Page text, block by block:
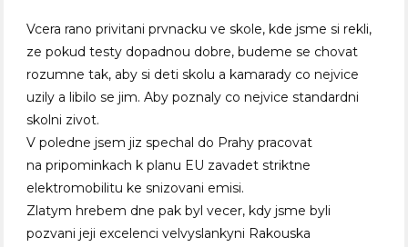
Vcera rano privitani prvnacku ve skole, kde jsme si rekli,
ze pokud testy dopadnou dobre, budeme se chovat
rozumne tak, aby si deti skolu a kamarady co nejvice
uzily a libilo se jim. Aby poznaly co nejvice standardni
skolni zivot.
V poledne jsem jiz spechal do Prahy pracovat
na pripominkach k planu EU zavadet striktne
elektromobilitu ke snizovani emisi.
Zlatym hrebem dne pak byl vecer, kdy jsme byli
pozvani jeji excelenci velvyslankyni Rakouska